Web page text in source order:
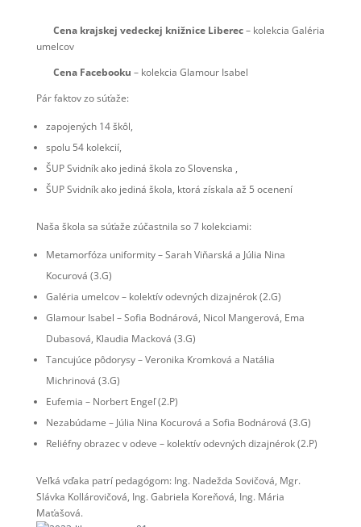
Cena krajskej vedeckej knižnice Liberec– kolekcia Galéria
umelcov
Cena Facebooku – kolekcia Glamour Isabel
Pár faktov zo súťaže:
zapojených 14 škôl,
spolu 54 kolekcií,
ŠUP Svidník ako jediná škola zo Slovenska ,
ŠUP Svidník ako jediná škola, ktorá získala až 5 ocenení
Naša škola sa súťaže zúčastnila so 7 kolekciami:
Metamorfóza uniformity – Sarah Viňarská a Júlia Nina
Kocurová (3.G)
Galéria umelcov – kolektív odevných dizajnérok (2.G)
Glamour Isabel – Sofia Bodnárová, Nicol Mangerová, Ema
Dubasová, Klaudia Macková (3.G)
Tancujúce pôdorysy – Veronika Kromková a Natália
Michrinová (3.G)
Eufemia – Norbert Engeľ (2.P)
Nezabúdame – Júlia Nina Kocurová a Sofia Bodnárová (3.G)
Reliéfny obrazec v odeve – kolektív odevných dizajnérok (2.P)
Veľká vďaka patrí pedagógom: Ing. Nadežda Sovičová, Mgr.
Slávka Kollárovičová, Ing. Gabriela Koreňová, Ing. Mária
Maťašová.